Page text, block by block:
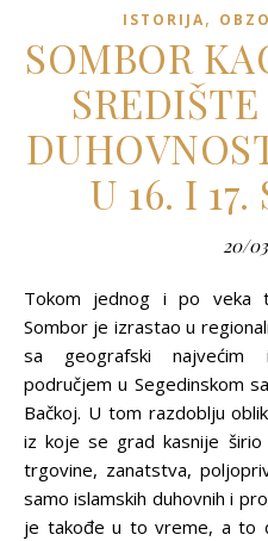
ISTORIJA,
SOMBOR
U 16. I
20/
Tokom jednog i po veka turske uprave (1541–1687),
Sombor je izrastao u
sa geografski najvećim
područjem u Segedinskom
Bačkoj. U tom razdoblju
iz koje se grad kasnije
trgovine, zanatstva,
samo islamskih duhovnih i
je takođe u to vreme, a to